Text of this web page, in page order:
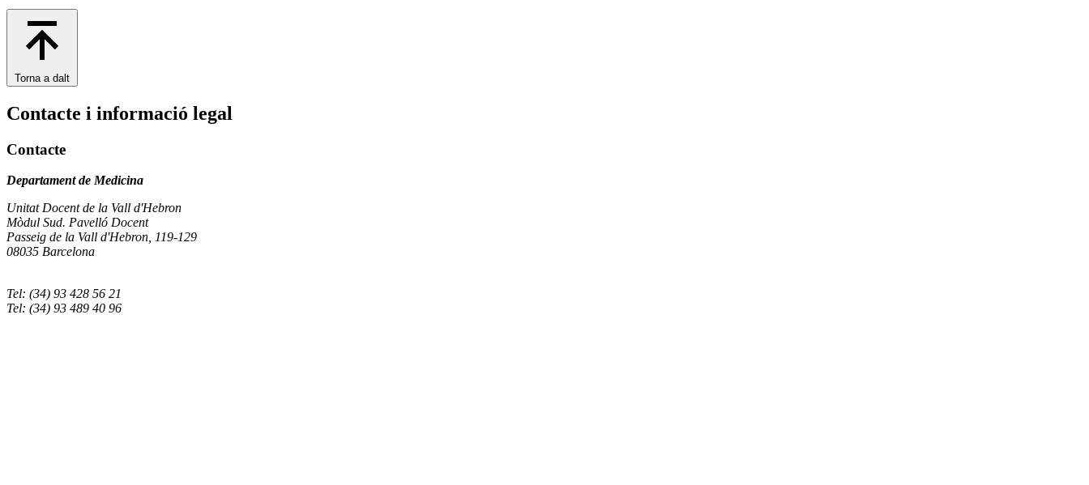
Torna a dalt
Contacte i informació legal
Contacte
Departament de Medicina
Unitat Docent de la Vall d'Hebron
Mòdul Sud. Pavelló Docent
Passeig de la Vall d'Hebron, 119-129
08035 Barcelona
Tel: (34) 93 428 56 21
Tel: (34) 93 489 40 96